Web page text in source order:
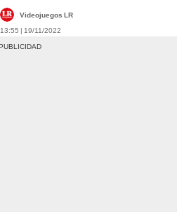
Videojuegos LR
13:55 | 19/11/2022